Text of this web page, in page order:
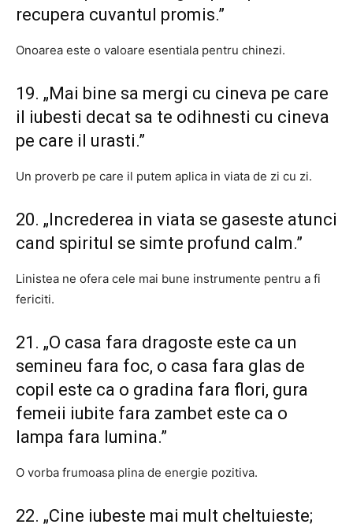
recupera cuvantul promis.”
Onoarea este o valoare esentiala pentru chinezi.
19. „Mai bine sa mergi cu cineva pe care
il iubesti decat sa te odihnesti cu cineva
pe care il urasti.”
Un proverb pe care il putem aplica in viata de zi cu zi.
20. „Increderea in viata se gaseste atunci
cand spiritul se simte profund calm.”
Linistea ne ofera cele mai bune instrumente pentru a fi
fericiti.
21. „O casa fara dragoste este ca un
semineu fara foc, o casa fara glas de
copil este ca o gradina fara flori, gura
femeii iubite fara zambet este ca o
lampa fara lumina.”
O vorba frumoasa plina de energie pozitiva.
22. „Cine iubeste mai mult cheltuieste;